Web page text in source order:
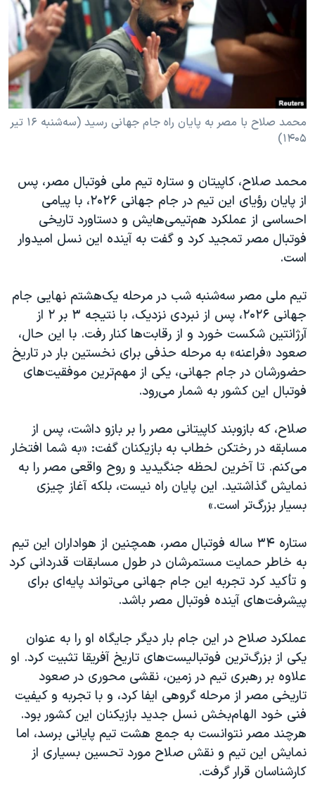
فرهنگ و زندگی
حقوق شهروندی
اسرائیل در جنگ
گالری عکس
مستندها
انتخابات ریاست جمهوری آمریکا ۲۰۲۴
حمله جمهوری اسلامی به اسرائیل
ورزش زنان در ایران
اعتراضات زن، زندگی، آزادی
تریبونال مردمی آبان ۹۸
دادگاه حمید نوری
چهل سال گروگان‌گیری
اعتراضات مردمی آبان ۹۸
اسرائیل در جنگ
نرگس محمدی برنده جایزه نوبل صلح
همایش محافظه‌کاران آمریکا «سی‌پک»
صفحه‌های ویژه
دنبال کنید
زبانهای مختلف
محمد صلاح با مصر به پایان راه جام جهانی رسید (سه‌شنبه ۱۶ تیر
۱۴۰۵)
محمد صلاح، کاپیتان و ستاره تیم ملی فوتبال مصر، پس
از پایان رؤیای این تیم در جام جهانی ۲۰۲۶، با پیامی
احساسی از عملکرد هم‌تیمی‌هایش و دستاورد تاریخی
فوتبال مصر تمجید کرد و گفت به آینده این نسل امیدوار
است.
تیم ملی مصر سه‌شنبه شب در مرحله یک‌هشتم نهایی جام
جهانی ۲۰۲۶، پس از نبردی نزدیک، با نتیجه ۳ بر ۲ از
آرژانتین شکست خورد و از رقابت‌ها کنار رفت. با این حال،
صعود «فراعنه» به مرحله حذفی برای نخستین بار در تاریخ
حضورشان در جام جهانی، یکی از مهم‌ترین موفقیت‌های
فوتبال این کشور به شمار می‌رود.
صلاح، که بازوبند کاپیتانی مصر را بر بازو داشت، پس از
مسابقه در رختکن خطاب به بازیکنان گفت: «به شما افتخار
می‌کنم. تا آخرین لحظه جنگیدید و روح واقعی مصر را به
نمایش گذاشتید. این پایان راه نیست، بلکه آغاز چیزی
بسیار بزرگ‌تر است.»
ستاره ۳۴ ساله فوتبال مصر، همچنین از هواداران این تیم
به خاطر حمایت مستمرشان در طول مسابقات قدردانی کرد
و تأکید کرد تجربه این جام جهانی می‌تواند پایه‌ای برای
پیشرفت‌های آینده فوتبال مصر باشد.
عملکرد صلاح در این جام بار دیگر جایگاه او را به عنوان
یکی از بزرگ‌ترین فوتبالیست‌های تاریخ آفریقا تثبیت کرد. او
علاوه بر رهبری تیم در زمین، نقشی محوری در صعود
تاریخی مصر از مرحله گروهی ایفا کرد، و با تجربه و کیفیت
فنی خود الهام‌بخش نسل جدید بازیکنان این کشور بود.
هرچند مصر نتوانست به جمع هشت تیم پایانی برسد، اما
نمایش این تیم و نقش صلاح مورد تحسین بسیاری از
کارشناسان قرار گرفت.